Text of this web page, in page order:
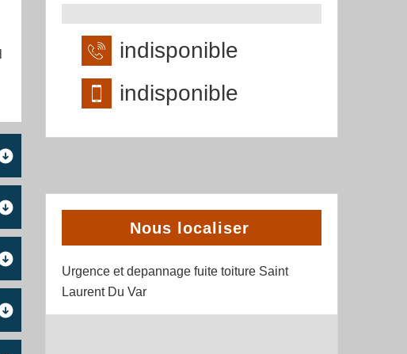
indisponible
indisponible
Nous localiser
Urgence et depannage fuite toiture Saint
Laurent Du Var